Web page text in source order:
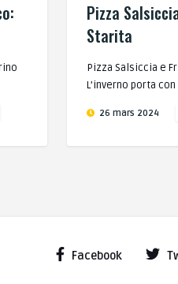
Pizza
Starita
Pizza Salsiccia e
L’inverno porta
26 mars 2024
Facebook